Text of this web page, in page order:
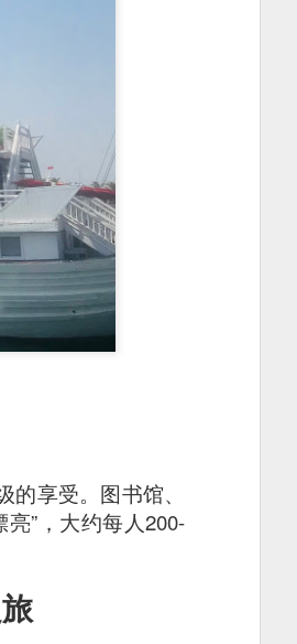
享受。图书馆、
”，大约每人200-
disappointing as I
can sample unique